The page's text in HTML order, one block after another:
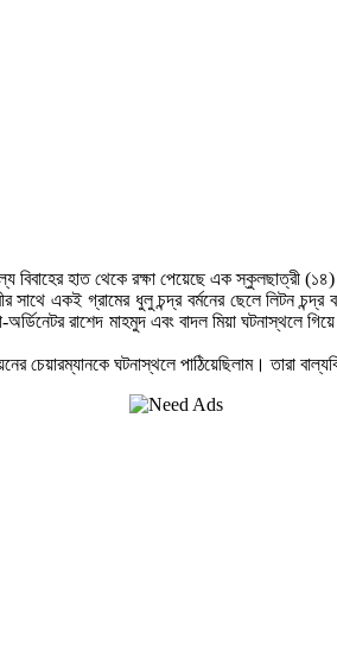
বিবাহের হাত থেকে রক্ষা পেয়েছে এক স্কুলছাত্রী
একই গ্রামের ধুলু চন্দ্র বর্মনের ছেলে লিটন
রাশেদ মাহমুদ এবং বাদল মিয়া ঘটনাস্থলে গিয়ে
চেয়ারম্যানকে ঘটনাস্থলে পাঠিয়েছিলাম। তারা